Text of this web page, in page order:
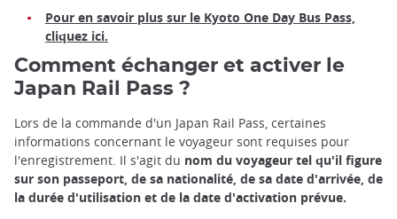
Pour en savoir plus sur le Kyoto One Day Bus Pass,
cliquez ici.
Comment échanger et activer le
Japan Rail Pass ?
Lors de la commande d'un Japan Rail Pass, certaines
informations concernant le voyageur sont requises pour
l'enregistrement. Il s'agit du nom du voyageur tel qu'il figure
sur son passeport, de sa nationalité, de sa date d'arrivée, de
la durée d'utilisation et de la date d'activation prévue.